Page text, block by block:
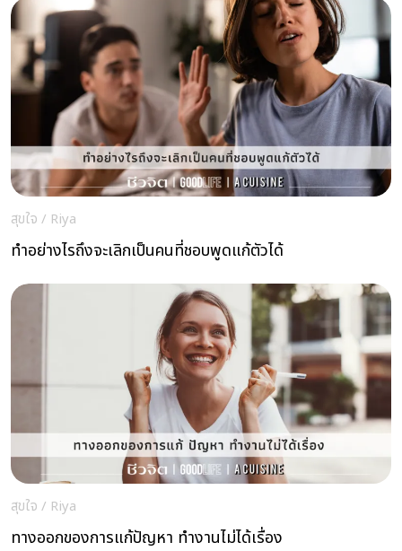
สุขใจ / Riya
ทำอย่างไรถึงจะเลิกเป็นคนที่ชอบพูดแก้ตัวได้
สุขใจ / Riya
ทางออกของการแก้ปัญหา ทำงานไม่ได้เรื่อง